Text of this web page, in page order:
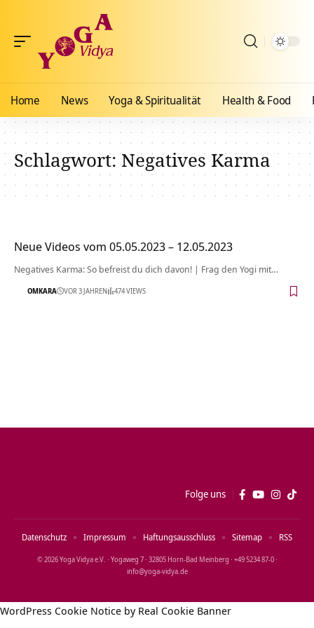
Home News Yoga & Spiritualität Health & Food
Schlagwort:Negatives Karma
Neue Videos vom 05.05.2023 – 12.05.2023
Negatives Karma: So befreist du dich davon! | Frag den Yogi mit…
OMKARA VOR 3 JAHREN 474 VIEWS
Folge uns
© 2026 Yoga Vidya e.V. · Yogaweg 7 · 32805 Horn‑Bad Meinberg · +49 5234 87‑0 ·
info@yoga‑vidya.de
Datenschutz Impressum Haftungsausschluss Sitemap RSS
WordPress Cookie Notice by Real Cookie Banner